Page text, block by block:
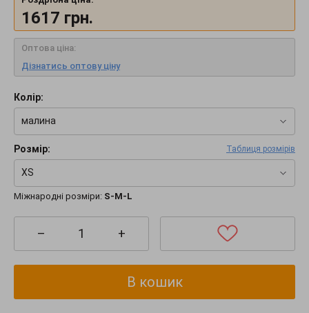
1617 грн.
Оптова ціна:
Дізнатись оптову ціну
Колір:
малина
Розмір: Таблиця розмірів
XS
Міжнародні розміри: S-M-L
– +
В кошик